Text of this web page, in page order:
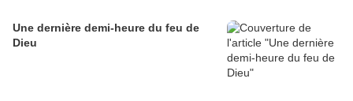
Une dernière demi-heure du feu de
Dieu